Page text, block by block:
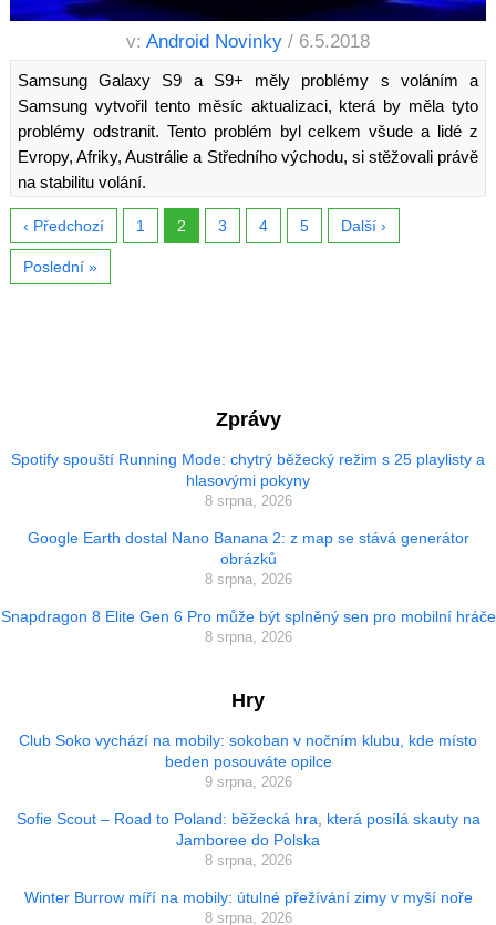
v: Android Novinky / 6.5.2018
Samsung Galaxy S9 a S9+ měly problémy s voláním a
Samsung vytvořil tento měsíc aktualizaci, která by měla tyto
problémy odstranit. Tento problém byl celkem všude a lidé z
Evropy, Afriky, Austrálie a Středního východu, si stěžovali právě
na stabilitu volání.
‹ Předchozí 1 2 3 4 5 Další ›
Poslední »
Zprávy
Spotify spouští Running Mode: chytrý běžecký režim s 25 playlisty a
hlasovými pokyny
8 srpna, 2026
Google Earth dostal Nano Banana 2: z map se stává generátor
obrázků
8 srpna, 2026
Snapdragon 8 Elite Gen 6 Pro může být splněný sen pro mobilní hráče
8 srpna, 2026
Hry
Club Soko vychází na mobily: sokoban v nočním klubu, kde místo
beden posouváte opilce
9 srpna, 2026
Sofie Scout – Road to Poland: běžecká hra, která posílá skauty na
Jamboree do Polska
8 srpna, 2026
Winter Burrow míří na mobily: útulné přežívání zimy v myší noře
8 srpna, 2026